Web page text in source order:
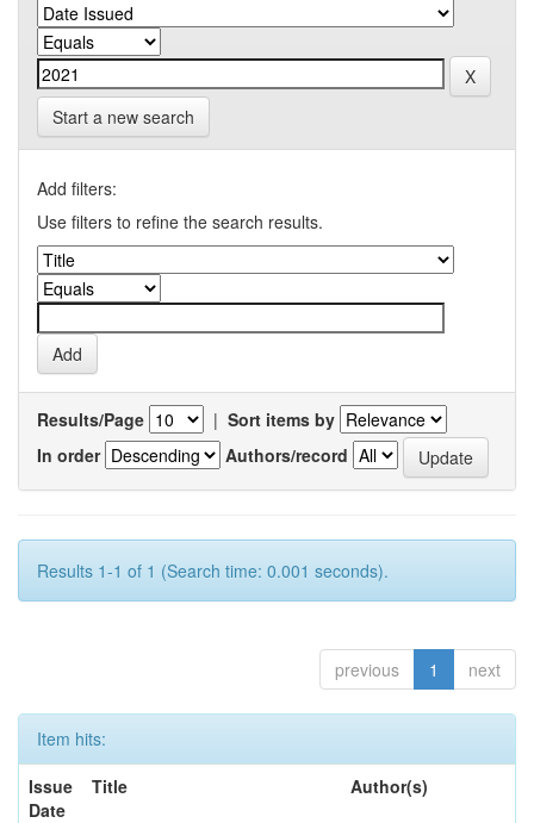
Start a new search
Add filters:
Use filters to refine the search results.
Results/Page | Sort items by
In order
Authors/record
Results 1-1 of 1 (Search time: 0.001 seconds).
previous 1 next
Item hits:
Issue
Date
Title Author(s)